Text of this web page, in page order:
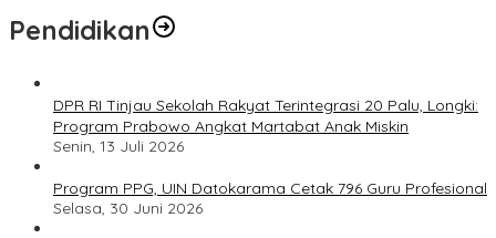
Pendidikan
DPR RI Tinjau Sekolah Rakyat Terintegrasi 20 Palu, Longki:
Program Prabowo Angkat Martabat Anak Miskin
Senin, 13 Juli 2026
Program PPG, UIN Datokarama Cetak 796 Guru Profesional
Selasa, 30 Juni 2026